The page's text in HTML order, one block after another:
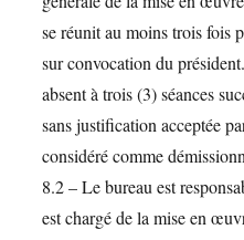
se réunit au moins trois fois
sur convocation du
absent à trois (3) séances
sans justification acceptée
considéré comme
8.2 – Le bureau est
est chargé de la mise en